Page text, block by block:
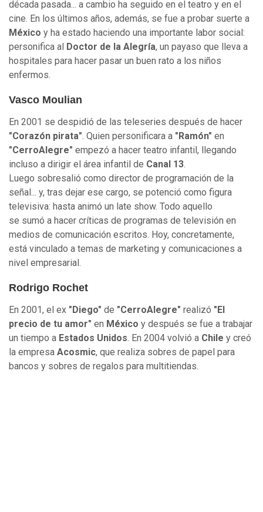
década pasada... a cambio ha seguido en el teatro y en el
cine. En los últimos años, además, se fue a probar suerte a
México y ha estado haciendo una importante labor social:
personifica al Doctor de la Alegría, un payaso que lleva a
hospitales para hacer pasar un buen rato a los niños
enfermos.
Vasco Moulian
En 2001 se despidió de las teleseries después de hacer
"Corazón pirata" . Quien personificara a "Ramón" en
"CerroAlegre" empezó a hacer teatro infantil, llegando
incluso a dirigir el área infantil de Canal 13
Luego sobresalió como director de programación de la
señal... y, tras dejar ese cargo, se potenció como figura
televisiva: hasta animó un late show. Todo aquello
se sumó a hacer críticas de programas de televisión en
medios de comunicación escritos. Hoy, concretamente,
está vinculado a temas de marketing y comunicaciones a
nivel empresarial.
Rodrigo Rochet
En 2001, el ex "Diego" de "CerroAlegre" realizó "El
precio de tu amor" en México y después se fue a trabajar
un tiempo a Estados Unidos . En 2004 volvió a Chile y creó
la empresa Acosmic, que realiza sobres de papel para
bancos y sobres de regalos para multitiendas.